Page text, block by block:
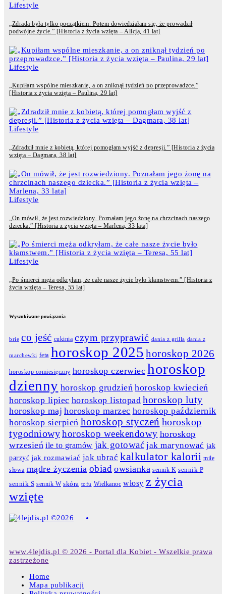
Lifestyle
„Zdrada była tylko początkiem. Potem dowiedziałam się, że prowadził
podwójne życie.” [Historia z życia wzięta – Alicja, 41 lat]
Lifestyle
„Kupiłam wspólne mieszkanie, a on zniknął tydzień po przeprowadzce.”
[Historia z życia wzięta – Paulina, 29 lat]
Lifestyle
„Zdradził mnie z kobietą, której pomogłam wyjść z depresji.” [Historia z życia
wzięta – Dagmara, 38 lat]
Lifestyle
„On mówił, że jest rozwiedziony. Poznałam jego żonę na chrzcinach naszego
dziecka.” [Historia z życia wzięta – Marlena, 33 lata]
Lifestyle
„Po śmierci męża odkryłam, że całe nasze życie było kłamstwem.” [Historia z
życia wzięta – Teresa, 55 lat]
Wyszukiwane powiązania
brie co jeść cukinia czym przyprawić dania z grilla dania z
marchewki feta horoskop 2025 horoskop 2026
horoskop comiesięczny horoskop czerwiec horoskop
dzienny horoskop grudzień horoskop kwiecień
horoskop lipiec horoskop listopad horoskop luty
horoskop maj horoskop marzec horoskop październik
horoskop sierpień horoskop styczeń horoskop
tygodniowyhoroskop weekendowy horoskop
wrzesień ile to gramów jak gotować jak marynować jak
parzyć jak rozmawiać jak ubrać kalkulator kalorii miłe
słowa mądre życzenia obiad owsianka sennik K sennik P
sennik S sennik W skóra tofu Wielkanoc włosy z życia
wzięte
www.4lejdis.pl © 2026 - Portal dla Kobiet - Wszelkie prawa
zastrzeżone
Home
Mapa publikacji